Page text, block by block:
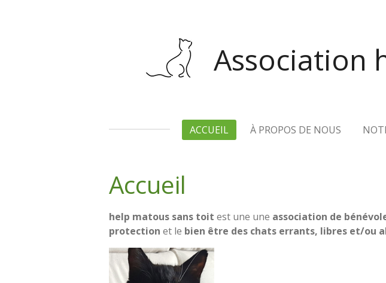
Association
ACCUEIL À PROPOS DE NOUS
Accueil
help matous sans toit est une une association de
protection et le bien être des chats errants, libres et/ou